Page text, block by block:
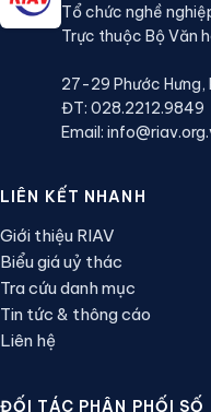
Tổ chức nghề
Trực thuộc Bộ Văn
27-29 Phước Hưng,
ĐT: 028.2212.9849
Email:
LIÊN KẾT NHANH
Giới thiệu RIAV
Biểu giá uỷ thác
Tra cứu danh mục
Tin tức & thông cáo
Liên hệ
ĐỐI TÁC PHÂN PHỐI SỐ